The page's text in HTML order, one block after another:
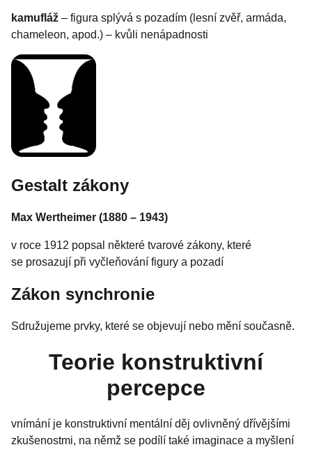
kamufláž – figura splývá s pozadím (lesní zvěř, armáda,
chameleon, apod.) – kvůli nenápadnosti
Gestalt zákony
Max Wertheimer (1880 – 1943)
v roce 1912 popsal některé tvarové zákony, které
se prosazují při vyčleňování figury a pozadí
Zákon synchronie
Sdružujeme prvky, které se objevují nebo mění současně.
Teorie konstruktivní
percepce
vnímání je konstruktivní mentální děj ovlivněný dřívějšími
zkušenostmi, na němž se podílí také imaginace a myšlení